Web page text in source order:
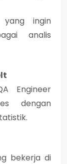
ingin
analis
Engineer
dengan
bekerja di